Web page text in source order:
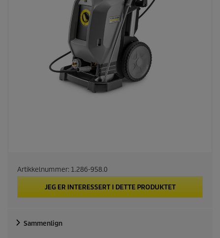
Artikkelnummer: 1.286-958.0
JEG ER INTERESSERT I DETTE PRODUKTET
Sammenlign